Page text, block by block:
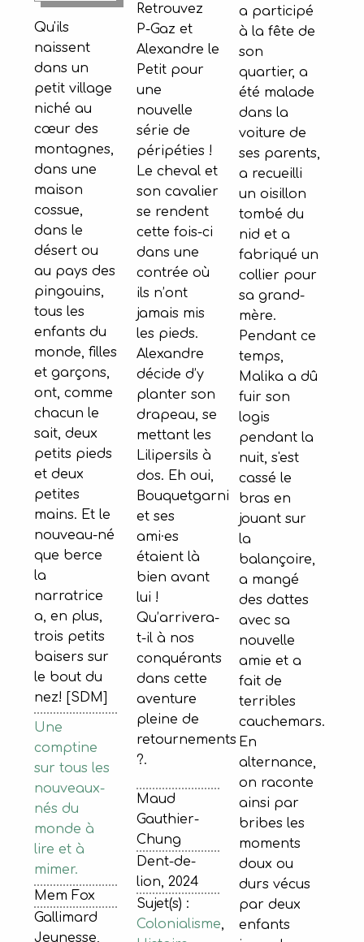
Qu'ils
naissent
dans un
petit village
niché au
cœur des
montagnes,
dans une
maison
cossue,
dans le
désert ou
au pays des
pingouins,
tous les
enfants du
monde, filles
et garçons,
ont, comme
chacun le
sait, deux
petits pieds
et deux
petites
mains. Et le
nouveau-né
que berce
la
narratrice
a, en plus,
trois petits
baisers sur
le bout du
nez! [SDM]
Une
comptine
sur tous les
nouveaux-
nés du
monde à
lire et à
mimer.
Mem Fox
Gallimard
Jeunesse,
Retrouvez
P-Gaz et
Alexandre le
Petit pour
une
nouvelle
série de
péripéties !
Le cheval et
son cavalier
se rendent
cette fois-ci
dans une
contrée où
ils n’ont
jamais mis
les pieds.
Alexandre
décide d’y
planter son
drapeau, se
mettant les
Lilipersils à
dos. Eh oui,
Bouquetgarni
et ses
ami·es
étaient là
bien avant
lui !
Qu’arrivera-
t-il à nos
conquérants
dans cette
aventure
pleine de
retournements
?.
Maud
Gauthier-
Chung
Dent-de-
lion, 2024
Sujet(s) :
Colonialisme,
a participé
à la fête de
son
quartier, a
été malade
dans la
voiture de
ses parents,
a recueilli
un oisillon
tombé du
nid et a
fabriqué un
collier pour
sa grand-
mère.
Pendant ce
temps,
Malika a dû
fuir son
logis
pendant la
nuit, s'est
cassé le
bras en
jouant sur
la
balançoire,
a mangé
des dattes
avec sa
nouvelle
amie et a
fait de
terribles
cauchemars.
En
alternance,
on raconte
ainsi par
bribes les
moments
doux ou
durs vécus
par deux
enfants